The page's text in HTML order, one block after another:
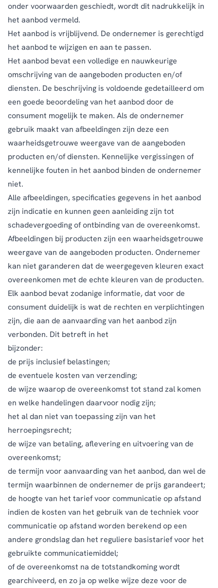
onder voorwaarden geschiedt, wordt dit nadrukkelijk in
het aanbod vermeld.
Het aanbod is vrijblijvend. De ondernemer is gerechtigd
het aanbod te wijzigen en aan te passen.
Het aanbod bevat een volledige en nauwkeurige
omschrijving van de aangeboden producten en/of
diensten. De beschrijving is voldoende gedetailleerd om
een goede beoordeling van het aanbod door de
consument mogelijk te maken. Als de ondernemer
gebruik maakt van afbeeldingen zijn deze een
waarheidsgetrouwe weergave van de aangeboden
producten en/of diensten. Kennelijke vergissingen of
kennelijke fouten in het aanbod binden de ondernemer
niet.
Alle afbeeldingen, specificaties gegevens in het aanbod
zijn indicatie en kunnen geen aanleiding zijn tot
schadevergoeding of ontbinding van de overeenkomst.
Afbeeldingen bij producten zijn een waarheidsgetrouwe
weergave van de aangeboden producten. Ondernemer
kan niet garanderen dat de weergegeven kleuren exact
overeenkomen met de echte kleuren van de producten.
Elk aanbod bevat zodanige informatie, dat voor de
consument duidelijk is wat de rechten en verplichtingen
zijn, die aan de aanvaarding van het aanbod zijn
verbonden. Dit betreft in het
bijzonder:
de prijs inclusief belastingen;
de eventuele kosten van verzending;
de wijze waarop de overeenkomst tot stand zal komen
en welke handelingen daarvoor nodig zijn;
het al dan niet van toepassing zijn van het
herroepingsrecht;
de wijze van betaling, aflevering en uitvoering van de
overeenkomst;
de termijn voor aanvaarding van het aanbod, dan wel de
termijn waarbinnen de ondernemer de prijs garandeert;
de hoogte van het tarief voor communicatie op afstand
indien de kosten van het gebruik van de techniek voor
communicatie op afstand worden berekend op een
andere grondslag dan het reguliere basistarief voor het
gebruikte communicatiemiddel;
of de overeenkomst na de totstandkoming wordt
gearchiveerd, en zo ja op welke wijze deze voor de